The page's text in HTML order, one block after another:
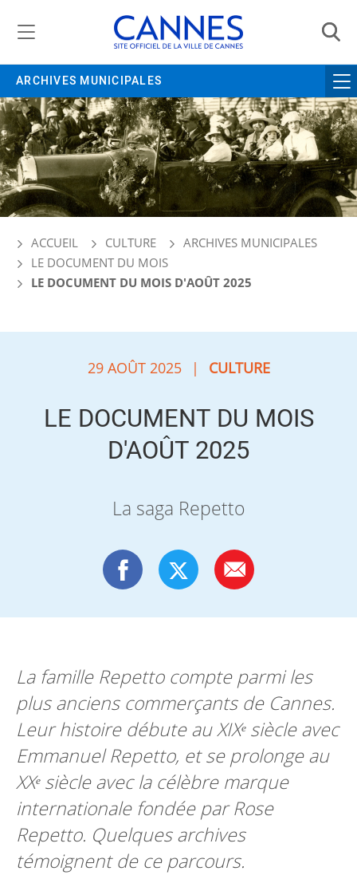
ARCHIVES MUNICIPALES
ACCUEIL CULTURE
ARCHIVES MUNICIPALES
LE DOCUMENT DU MOIS
LE DOCUMENT DU MOIS D'AOÛT 2025
29 AOÛT 2025 | CULTURE
LE DOCUMENT DU MOIS
D'AOÛT 2025
La saga Repetto
La famille Repetto compte parmi les
plus anciens commerçants de Cannes.
Leur histoire débute au XIXᵉ siècle avec
Emmanuel Repetto, et se prolonge au
XXᵉ siècle avec la célèbre marque
internationale fondée par Rose
Repetto. Quelques archives
témoignent de ce parcours.